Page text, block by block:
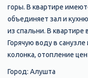
горы. В квартире
объединяет зал и
из спальни. В
Горячую воду в санузле
колонка, отопление
Город: Алушта